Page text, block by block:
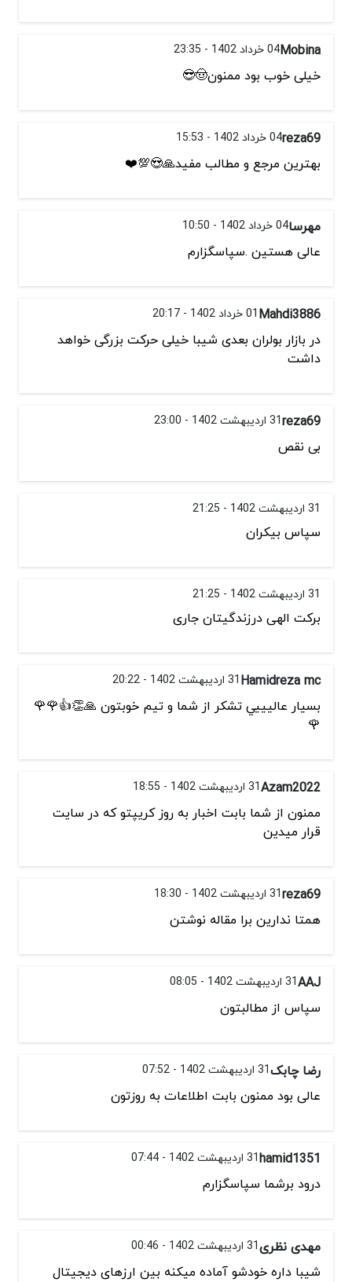
Mobina04 خرداد 1402 - 23:35
خیلی خوب بود ممنون🤠😎
reza6904 خرداد 1402 - 15:53
بهترین مرجع و مطالب مفید🙏😍💯❤️
مهرسا04 خرداد 1402 - 10:50
عالی هستین .سپاسگزارم
Mahdi388601 خرداد 1402 - 20:17
در بازار بولران بعدی شیبا خیلی حرکت بزرگی خواهد
داشت
reza6931 اردیبهشت 1402 - 23:00
بی نقص
31 اردیبهشت 1402 - 21:25
سپاس بیکران
31 اردیبهشت 1402 - 21:25
برکت الهی درزندگیتان جاری
Hamidreza mc31 اردیبهشت 1402 - 20:22
بسيار عاليييي تشكر از شما و تيم خوبتون 🙏👏👍🌹🌹
🌹
Azam202231 اردیبهشت 1402 - 18:55
ممنون از شما بابت اخبار به روز کریپتو که در سایت
قرار میدین
reza6931 اردیبهشت 1402 - 18:30
همتا ندارین برا مقاله نوشتن
AAJ31 اردیبهشت 1402 - 08:05
سپاس از مطالبتون
رضا چابک31 اردیبهشت 1402 - 07:52
عالی بود ممنون بابت اطلاعات به روزتون
hamid135131 اردیبهشت 1402 - 07:44
درود برشما سپاسگزارم
مهدی نظری31 اردیبهشت 1402 - 00:46
شیبا داره خودشو آماده میکنه بین ارزهای دیجیتال